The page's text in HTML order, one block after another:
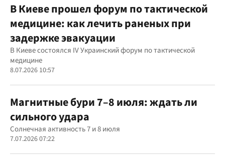
В Киеве прошел форум по тактической
медицине: как лечить раненых при
задержке эвакуации
В Киеве состоялся IV Украинский форум по тактической
медицине
8.07.2026 10:57
Магнитные бури 7–8 июля: ждать ли
сильного удара
Солнечная активность 7 и 8 июля
7.07.2026 07:22